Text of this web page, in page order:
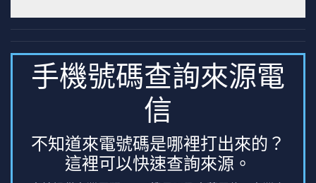
手機號碼查詢來源電
信
不知道來電號碼是哪裡打出來的？
這裡可以快速查詢來源。